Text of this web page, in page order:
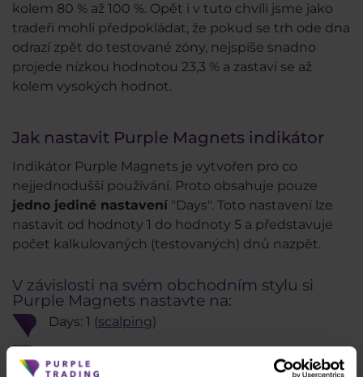
kolem 80 % až 100 %. Opět i v tuto chvíli jsme jako
tradeři mohli předpokládat, že pokud se trh ode dna
odrazí zpět do testované zóny, nejspíše snadno
projede nízkou hodnotou 23,3 % a zastaví se až
kolem vysokých hodnot.
Jak nastavit Purple Magnets indikátor
Indikátor Purple Magnets je vytvořen pro co
nejjednodušší používání. Proto obsahuje pouze
jedno jediné nastavení "Days". Toto nastavení lze
nastavit od hodnoty 1 do hodnoty 5 a představuje
počet kalkulovaných (testovaných) dnů nazpět.
V závislosti na svém obchodním stylu si
Purple Magnets nastavte na:
Days: 1 (scalping)